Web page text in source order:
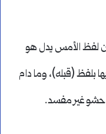
لفظ الأمس يدل هو
بلفظ (قبله)، وما دام
حشو غير مفسد.